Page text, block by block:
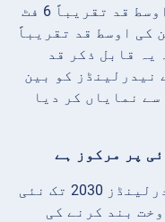
رکھتے ہیں، جہاں ڈچ مردوں کی اوسط قد تقریباً 6 فٹ
کی اوسط قد تقریباً
ہے۔ یہ قابل ذکر قد
نیدرلینڈز کو بین
سے نمایاں کر دیا
سبز اقدامات کے سب سے آگے، نیدرلینڈز 2030 تک نئی
بند کرنے کی